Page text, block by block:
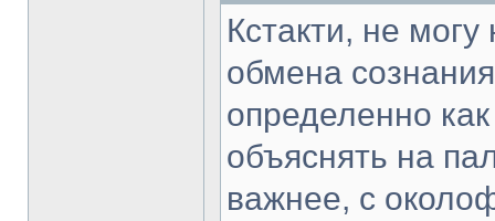
Кстакти, не
обмена
определенно
объяснять на
важнее, с